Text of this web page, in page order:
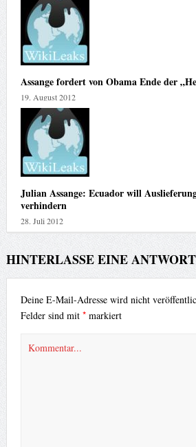
Assange fordert von Obama Ende der
19. August 2012
Julian Assange: Ecuador will
verhindern
28. Juli 2012
HINTERLASSE EINE ANTWORT
Deine E-Mail-Adresse wird nicht
Felder sind mit *markiert